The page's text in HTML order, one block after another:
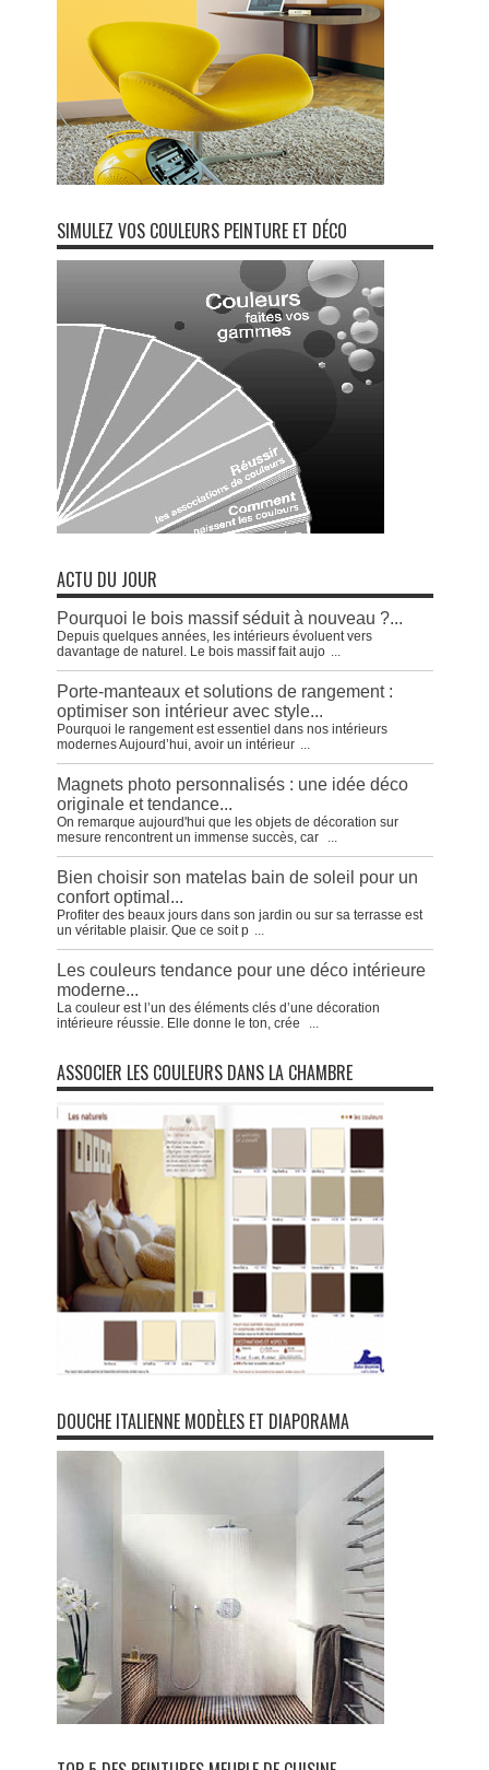
SIMULEZ VOS COULEURS PEINTURE ET DÉCO
ACTU DU JOUR
Pourquoi le bois massif séduit à nouveau ?...
Depuis quelques années, les intérieurs évoluent vers
davantage de naturel. Le bois massif fait aujo ...
Porte-manteaux et solutions de rangement :
optimiser son intérieur avec style...
Pourquoi le rangement est essentiel dans nos intérieurs
modernes Aujourd’hui, avoir un intérieur ...
Magnets photo personnalisés : une idée déco
originale et tendance...
On remarque aujourd'hui que les objets de décoration sur
mesure rencontrent un immense succès, car
...
Bien choisir son matelas bain de soleil pour un
confort optimal...
Profiter des beaux jours dans son jardin ou sur sa terrasse est
un véritable plaisir. Que ce soit p ...
Les couleurs tendance pour une déco intérieure
moderne...
La couleur est l’un des éléments clés d’une décoration
intérieure réussie. Elle donne le ton, crée
...
ASSOCIER LES COULEURS DANS LA CHAMBRE
DOUCHE ITALIENNE MODÈLES ET DIAPORAMA